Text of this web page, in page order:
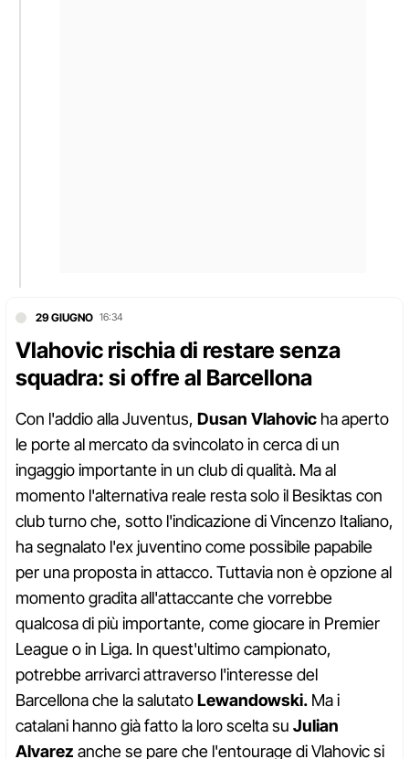
29 GIUGNO 16:34
Vlahovic rischia di restare senza
squadra: si offre al Barcellona
Con l'addio alla Juventus, Dusan Vlahovic ha aperto
le porte al mercato da svincolato in cerca di un
ingaggio importante in un club di qualità. Ma al
momento l'alternativa reale resta solo il Besiktas con
club turno che, sotto l'indicazione di Vincenzo Italiano,
ha segnalato l'ex juventino come possibile papabile
per una proposta in attacco. Tuttavia non è opzione al
momento gradita all'attaccante che vorrebbe
qualcosa di più importante, come giocare in Premier
League o in Liga. In quest'ultimo campionato,
potrebbe arrivarci attraverso l'interesse del
Barcellona che la salutatoLewandowski. Ma i
catalani hanno già fatto la loro scelta su Julian
Alvarez anche se pare che l'entourage di Vlahovic si